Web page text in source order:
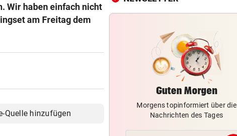
Wir haben einfach nicht
am Freitag dem
Quelle hinzufügen
SOMMERGEWINNSPIEL 2026
gewinnen!
FEUER IN NORDITALIEN vor
Waldbrände eskalieren!
A4 teils gesperrt
KEINE SPUR ... vor 2
Fake-Hochzeit! Ronaldo hat
getäuscht
Guten Morgen
Morgens topinformiert über die
Nachrichten des Tages